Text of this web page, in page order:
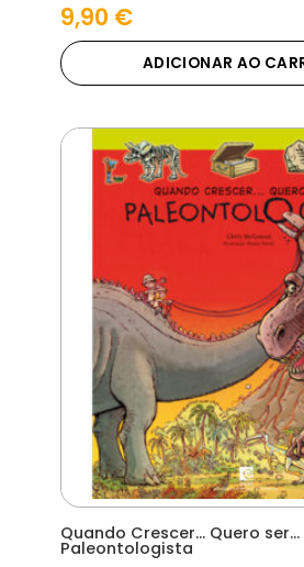
9,90 €
ADICIONAR AO
Quando Crescer… Quero ser…
Paleontologista